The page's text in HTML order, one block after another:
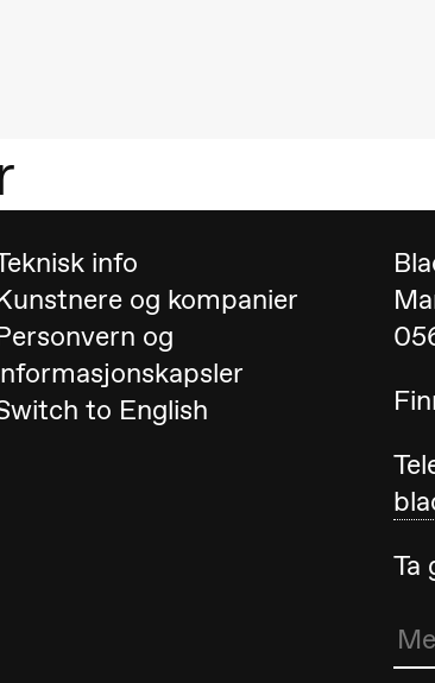
scene (Black Box teater)
scene (Black Box teater)
info
og kompanier
og
to English
Ta